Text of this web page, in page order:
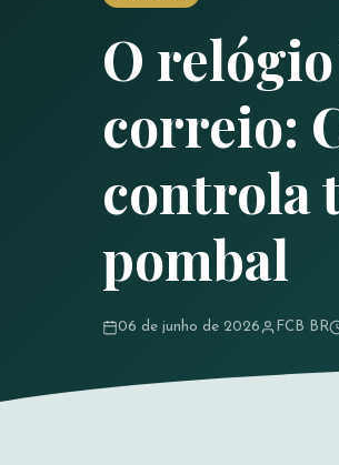
O
correio:
controla
pombal
06 de junho de 2026 FCB BR